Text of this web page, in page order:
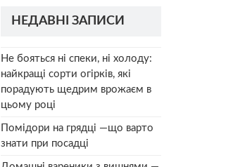
НЕДАВНІ ЗАПИСИ
Не бояться ні спеки, ні холоду:
найкращі сорти огірків, які
порадують щедрим врожаєм в
цьому році
Помідори на грядці —що варто
знати при посадці